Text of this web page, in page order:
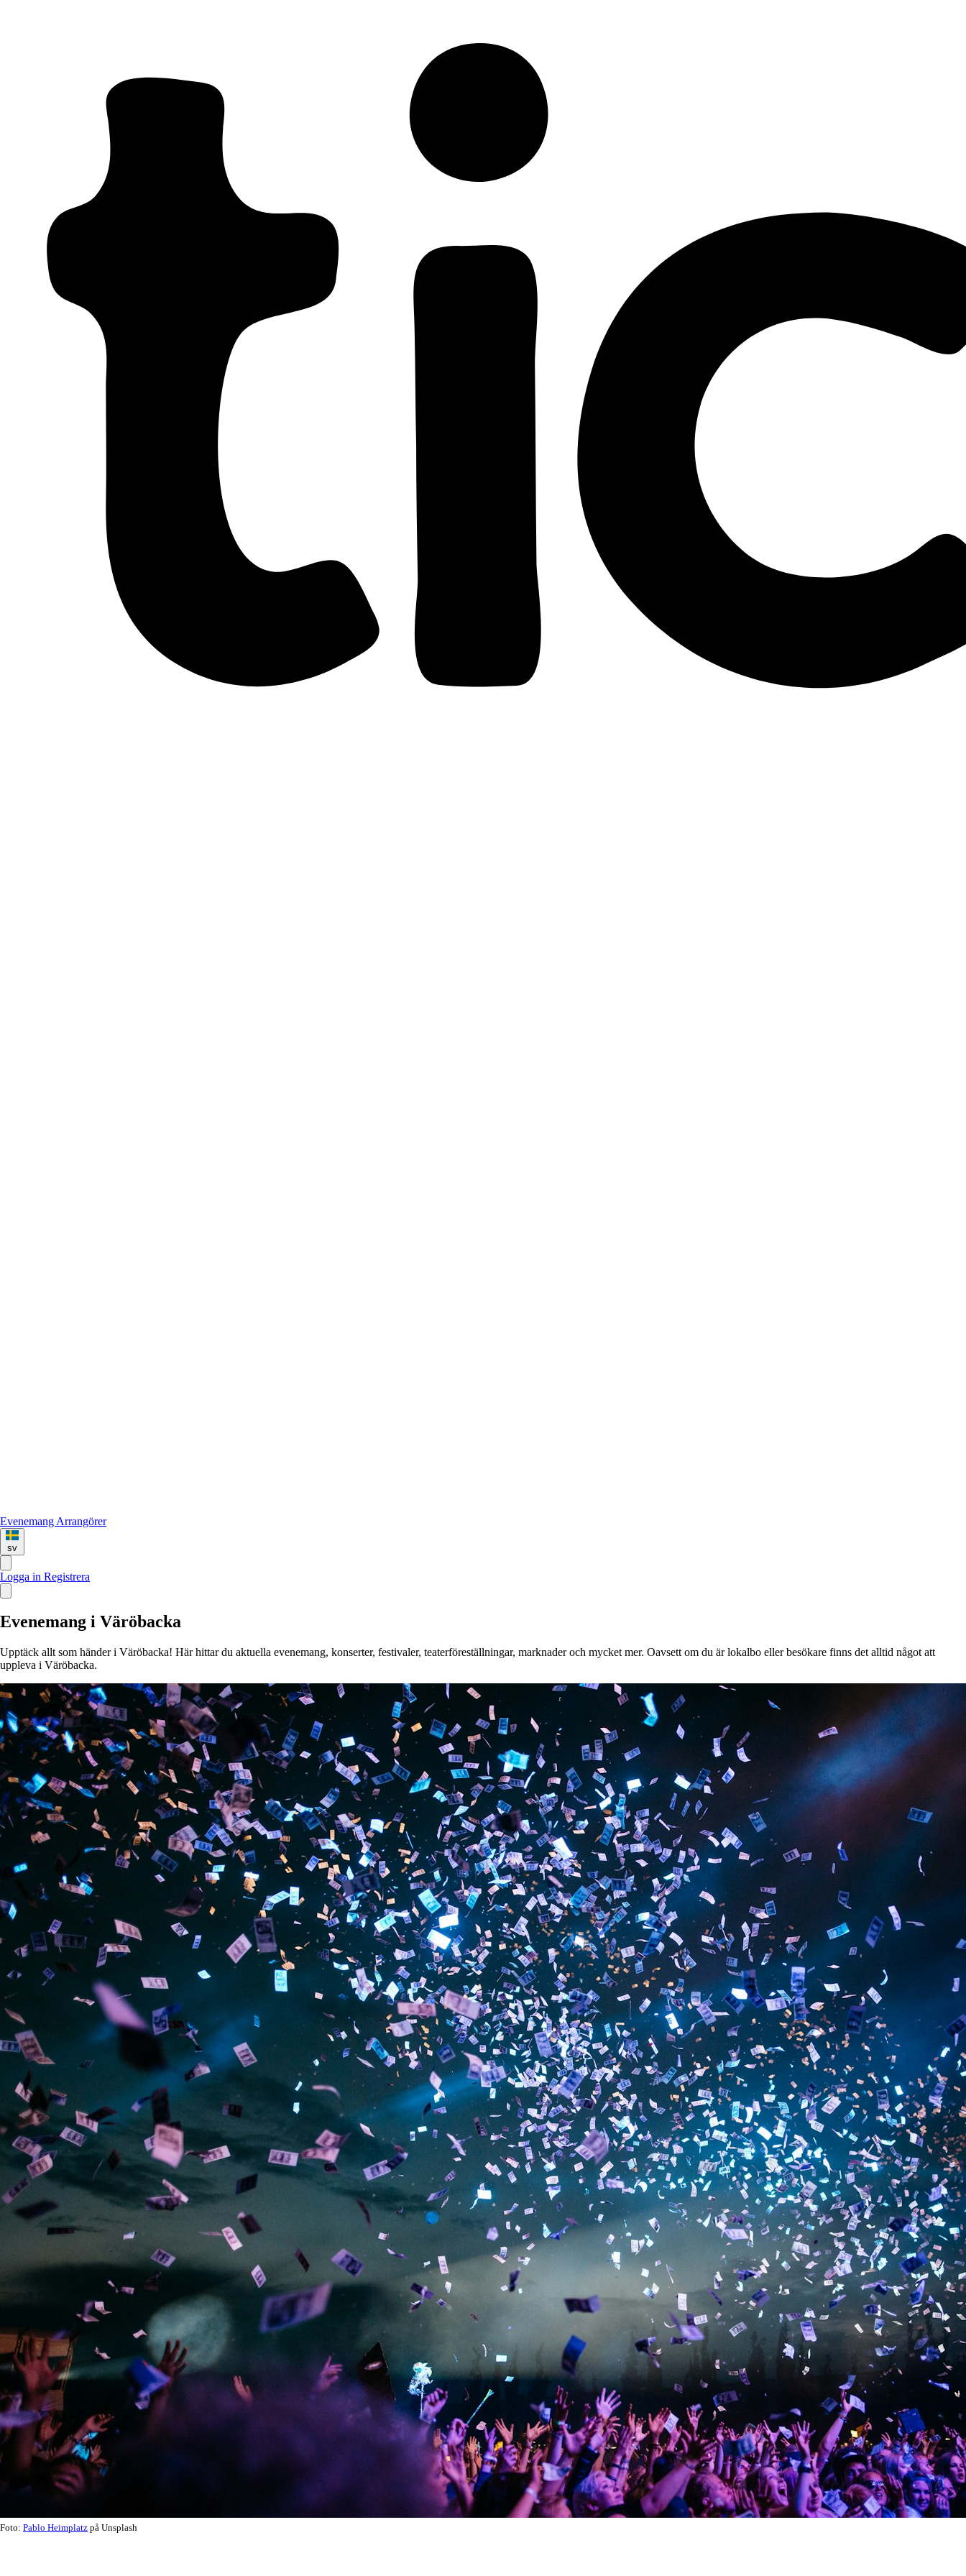
Evenemang Arrangörer
sv
Logga in Registrera
Evenemang i Väröbacka
Upptäck allt som händer i Väröbacka! Här hittar du aktuella evenemang, konserter, festivaler, teaterföreställningar, marknader och mycket mer. Oavsett om du är lokalbo eller besökare finns det alltid något att
uppleva i Väröbacka.
Foto: Pablo Heimplatz på Unsplash